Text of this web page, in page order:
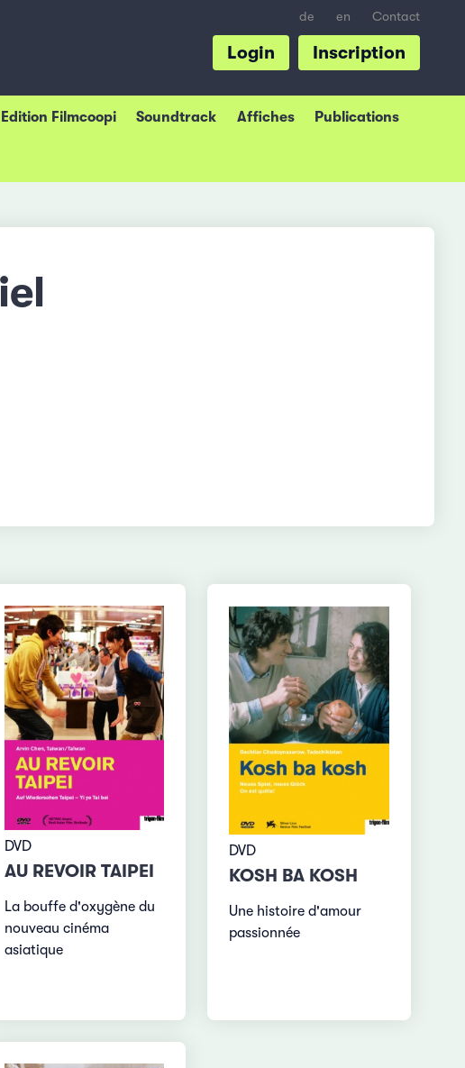
de en Contact
Inscription
Login
Edition Filmcoopi Soundtrack Affiches Publications
DVD
AU REVOIR TAIPEI
La bouffe d'oxygène du
nouveau cinéma
asiatique
DVD
KOSH BA KOSH
Une histoire d'amour
passionnée